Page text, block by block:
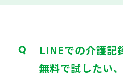
LINEでの介護記
無料で試したい